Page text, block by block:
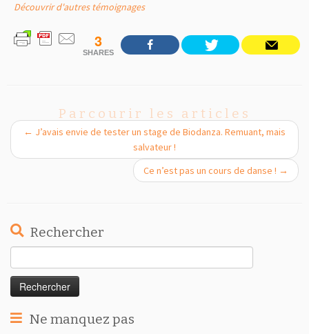
Découvrir d'autres témoignages
3
SHARES
Parcourir les articles
← J’avais envie de tester un stage de Biodanza. Remuant, mais
salvateur !
Ce n’est pas un cours de danse ! →
Rechercher
Ne manquez pas